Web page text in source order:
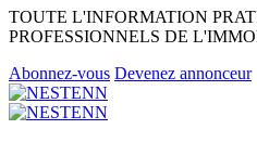
TOUTE L'INFORMATION
PROFESSIONNELS DE
Abonnez-vous Devenez annonceur